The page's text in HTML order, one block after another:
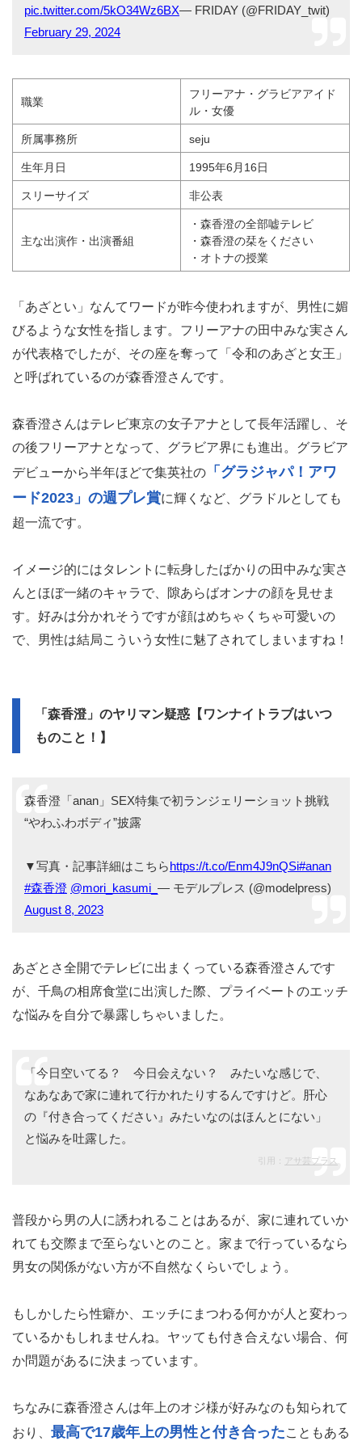
pic.twitter.com/5kO34Wz6BX— FRIDAY (@FRIDAY_twit)
February 29, 2024
職業
フリーアナ・グラビアアイド
ル・女優
所属事務所 seju
生年月日 1995年6月16日
スリーサイズ 非公表
主な出演作・出演番組
・森香澄の全部嘘テレビ
・森香澄の栞をください
・オトナの授業
「あざとい」なんてワードが昨今使われますが、男性に媚
びるような女性を指します。フリーアナの田中みな実さん
が代表格でしたが、その座を奪って「令和のあざと女王」
と呼ばれているのが森香澄さんです。
森香澄さんはテレビ東京の女子アナとして長年活躍し、そ
の後フリーアナとなって、グラビア界にも進出。グラビア
デビューから半年ほどで集英社の 「グラジャパ！アワ
ード2023」の週プレ賞に輝くなど、グラドルとしても
超一流です。
イメージ的にはタレントに転身したばかりの田中みな実さ
んとほぼ一緒のキャラで、隙あらばオンナの顔を見せま
す。好みは分かれそうですが顔はめちゃくちゃ可愛いの
で、男性は結局こういう女性に魅了されてしまいますね！
「森香澄」のヤリマン疑惑【ワンナイトラブはいつ
ものこと！】
森香澄「anan」SEX特集で初ランジェリーショット挑戦
“やわふわボディ”披露
▼写真・記事詳細はこちらhttps://t.co/Enm4J9nQSi#anan
#森香澄 @mori_kasumi_ — モデルプレス (@modelpress)
August 8, 2023
あざとさ全開でテレビに出まくっている森香澄さんです
が、千鳥の相席食堂に出演した際、プライベートのエッチ
な悩みを自分で暴露しちゃいました。
「今日空いてる？ 今日会えない？ みたいな感じで、
なあなあで家に連れて行かれたりするんですけど。肝心
の『付き合ってください』みたいなのはほんとにない」
と悩みを吐露した。
引用： アサ芸プラス
普段から男の人に誘われることはあるが、家に連れていか
れても交際まで至らないとのこと。家まで行っているなら
男女の関係がない方が不自然なくらいでしょう。
もしかしたら性癖か、エッチにまつわる何かが人と変わっ
ているかもしれませんね。ヤッても付き合えない場合、何
か問題があるに決まっています。
ちなみに森香澄さんは年上のオジ様が好みなのも知られて
おり、 最高で17歳年上の男性と付き合ったこともある